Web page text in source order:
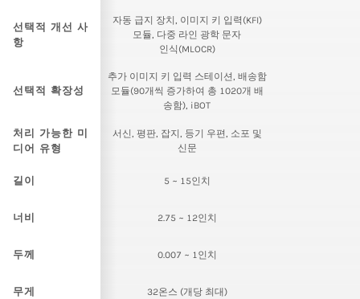
선택적 개선 사
항
자동 급지 장치, 이미지 키 입력(KFI)
모듈, 다중 라인 광학 문자
인식(MLOCR)
선택적 확장성
추가 이미지 키 입력 스테이션, 배송함
모듈(90개씩 증가하여 총 1020개 배
송함), iBOT
처리 가능한 미
디어 유형
서신, 평판, 잡지, 등기 우편, 소포 및
신문
길이 5 ~ 15인치
너비 2.75 ~ 12인치
두께 0.007 ~ 1인치
무게 32온스 (개당 최대)